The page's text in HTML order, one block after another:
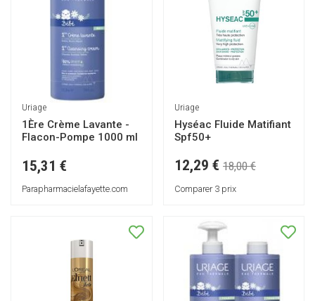
Uriage
1Ère Crème Lavante -
Flacon-Pompe 1000 ml
15,31 €
Parapharmacielafayette.com
Uriage
Hyséac Fluide Matifiant
Spf50+
12,29 € 18,00 €
Comparer 3 prix